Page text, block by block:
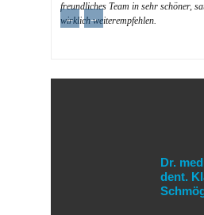
freundliches Team in sehr schöner,
wirklich weiterempfehlen.
← →
Dr.
dent.